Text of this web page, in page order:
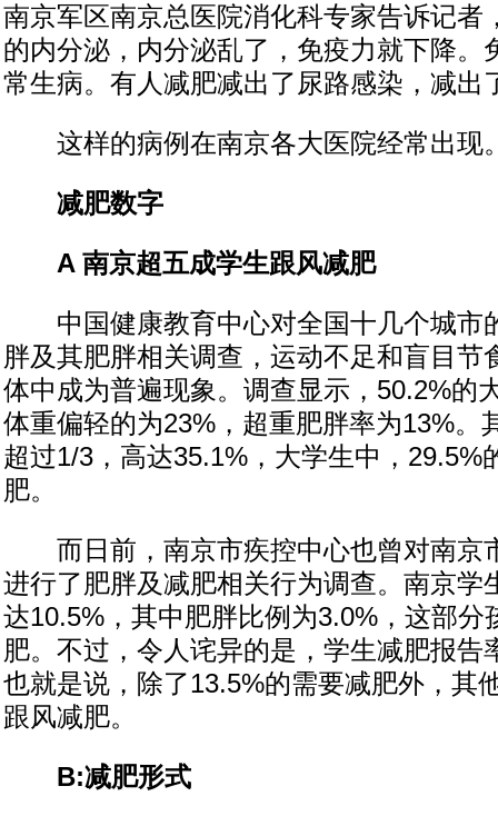
南京军区南京总医院消化科专家告诉记者
的内分泌，内分泌乱了，免疫力就下降。
常生病。有人减肥减出了尿路感染，减
这样的病例在南京各大医院经常出现
减肥数字
A 南京超五成学生跟风减肥
中国健康教育中心对全国十几个城市
胖及其肥胖相关调查，运动不足和盲目节
体中成为普遍现象。调查显示，50.2%的
体重偏轻的为23%，超重肥胖率为13%。
超过1/3，高达35.1%，大学生中，29.5%
肥。
而日前，南京市疾控中心也曾对南京
进行了肥胖及减肥相关行为调查。南京学
达10.5%，其中肥胖比例为3.0%，这部分
肥。不过，令人诧异的是，学生减肥报告
也就是说，除了13.5%的需要减肥外，其
跟风减肥。
B:减肥形式